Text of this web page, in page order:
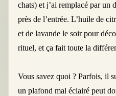
chats) et j’ai remplacé par un
près de l’entrée. L’huile de
et de lavande le soir pour
rituel, et ça fait toute la
Vous savez quoi ? Parfois, il
un plafond mal éclairé peut